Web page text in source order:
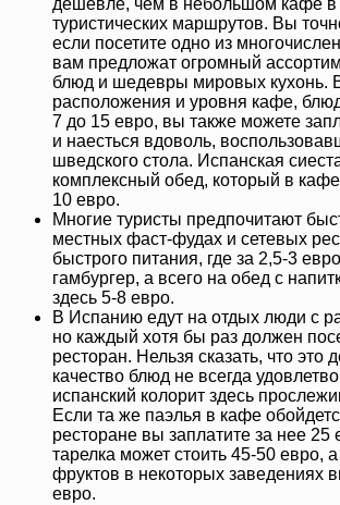
дешевле, чем в небольшом кафе в
туристических маршрутов. Вы
если посетите одно из
вам предложат огромный
блюд и шедевры мировых кухонь.
расположения и уровня кафе,
7 до 15 евро, вы также можете
и наесться вдоволь,
шведского стола. Испанская
комплексный обед, который в
10 евро.
Многие туристы предпочитают
местных фаст-фудах и сетевых
быстрого питания, где за 2,5-3
гамбургер, а всего на обед с
здесь 5-8 евро.
В Испанию едут на отдых люди с
но каждый хотя бы раз должен
ресторан. Нельзя сказать, что это
качество блюд не всегда
испанский колорит здесь
Если та же паэлья в кафе
ресторане вы заплатите за нее 25
тарелка может стоить 45-50 евро, а
фруктов в некоторых заведениях
евро.